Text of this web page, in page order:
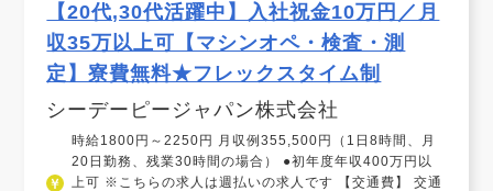
【20代,30代活躍中】入社祝金10万円／月
収35万以上可【マシンオペ・検査・測
定】寮費無料★フレックスタイム制
シーデーピージャパン株式会社
時給1800円～2250円 月収例355,500円（1日8時間、月
20日勤務、残業30時間の場合） ●初年度年収400万円以
上可 ※こちらの求人は週払いの求人です 【交通費】 交通